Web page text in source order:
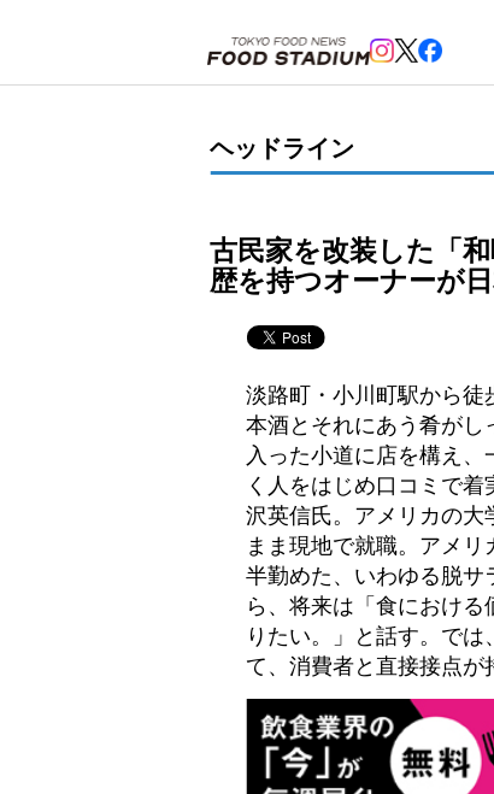
ヘッドライン
古民家を改装した「
歴を持つオーナーが
淡路町・小川町駅から
本酒とそれにあう肴がし
入った小道に店を構え
く人をはじめ口コミで
沢英信氏。アメリカの
まま現地で就職。アメ
半勤めた、いわゆる脱サ
ら、将来は「食におけ
りたい。」と話す。で
て、消費者と直接接点が